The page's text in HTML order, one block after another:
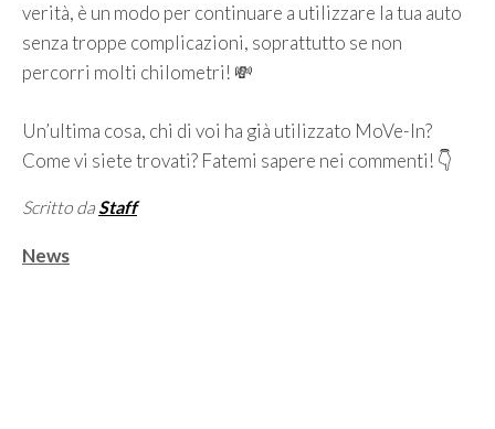
verità, è un modo per continuare a utilizzare la tua auto
senza troppe complicazioni, soprattutto se non
percorri molti chilometri! 💸
Un’ultima cosa, chi di voi ha già utilizzato MoVe-In?
Come vi siete trovati? Fatemi sapere nei commenti! 👇
Scritto da Staff
Categorie
News